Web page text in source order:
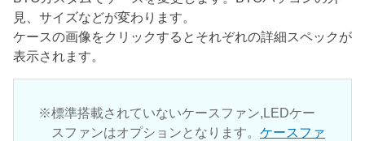
見、サイズなどが変わります。
ケースの画像をクリックするとそれぞれの詳細スペックが
表示されます。
標準搭載されていないケースファン,LEDケー
スファンはオプションとなります。 ケースファ